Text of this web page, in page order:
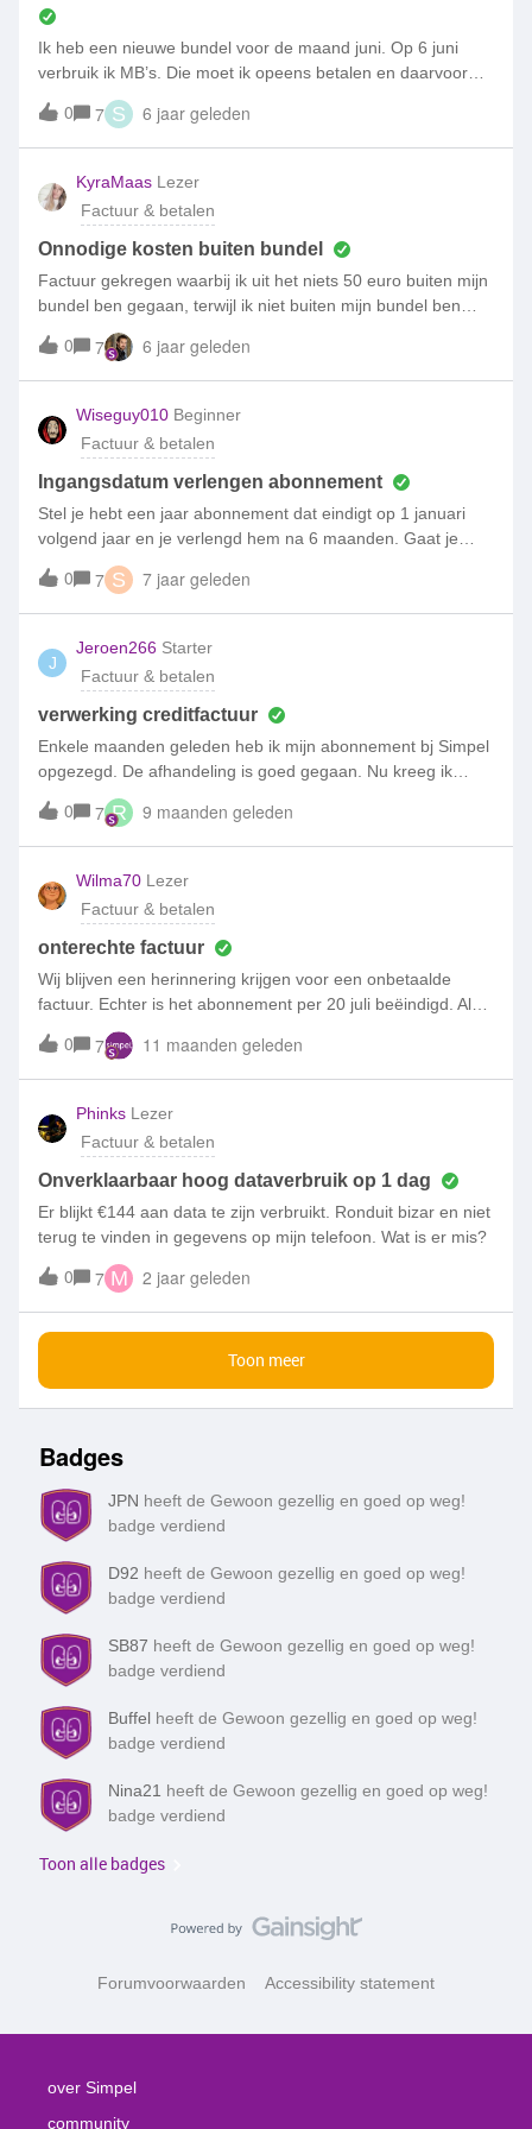
na facturatie, weer ge-appt voor de creditering. Nu beweert
deze medewerker dat hij/zij kan zien dat er een gesprek is
geweest en wil daarom niet crediteren!Ik vind het vervelend
dat er zomaar geld wordt afgeschreven terwijl ik helemaal
geen oproep heb aangenomen. Ook eerst zeggen dat er
weg. Ik wil het er ook niet bij laten zitten. Wat is de beste
manier on verder te gaan
Ik heb een nieuwe bundel voor de maand juni. Op 6 juni
verbruik ik MB’s. Die moet ik opeens betalen en daarvoor
endaarna is mijn verbruik €0. Hoe kan dat...?
0 7 S 6 jaar geleden
KyraMaas Lezer
Factuur & betalen
Onnodige kosten buiten bundel
Factuur gekregen waarbij ik uit het niets 50 euro buiten mijn
bundel ben gegaan, terwijl ik niet buiten mijn bundel ben
gegaan. Hoe kan ik dit verhelpen?
0 7 6 jaar geleden
Wiseguy010 Beginner
Factuur & betalen
Ingangsdatum verlengen abonnement
Stel je hebt een jaar abonnement dat eindigt op 1 januari
volgend jaar en je verlengd hem na 6 maanden. Gaat je
nieuwe abonnement dan gelijk na die half jaar in of pas aan
het einde van je oude abonnement, in dit geval dus 1
januari. Als hij direct ingaat zou dat dus betekenen dat je
eigenlijk elke keer aan abonnement van 6 maanden kan
afsluiten, klopt dat ?
0 7 S 7 jaar geleden
J
Jeroen266 Starter
Factuur & betalen
verwerking creditfactuur
Enkele maanden geleden heb ik mijn abonnement bj Simpel
opgezegd. De afhandeling is goed gegaan. Nu kreeg ik
enige tijd geleden een creditfactuur die binnen een maand
zou worden overgemaakt. We zijn nu twee maanden verder
en ik zie in Mijn Simpel dat de creditfactuur wordt verrekend
met de volgende factuur. Die volgende factuur komt er niet,
want ik ben geen klant meer bij Simpel. Hoe wordt dit
opgelost?
0 7 R 9 maanden geleden
Wilma70 Lezer
Factuur & betalen
onterechte factuur
Wij blijven een herinnering krijgen voor een onbetaalde
factuur. Echter is het abonnement per 20 juli beëindigd. Al
meerdere keren contact gehad met de klantenservice maar
steeds is het antwoord is om behandeling bij de financiële
afdeling. Wanneer wordt het echt behandeld? Heb een hekel
aan herinnering mails zeker als het niet terecht
is.Vriendelijke groet Wilma
0 7 11 maanden geleden
Phinks Lezer
Factuur & betalen
Onverklaarbaar hoog dataverbruik op 1 dag
Er blijkt €144 aan data te zijn verbruikt. Ronduit bizar en niet
terug te vinden in gegevens op mijn telefoon. Wat is er mis?
0 7 M 2 jaar geleden
Toon meer
Badges
JPN heeft de Gewoon gezellig en goed op weg!
badge verdiend
D92 heeft de Gewoon gezellig en goed op weg!
badge verdiend
SB87 heeft de Gewoon gezellig en goed op weg!
badge verdiend
Buffel heeft de Gewoon gezellig en goed op weg!
badge verdiend
Nina21 heeft de Gewoon gezellig en goed op weg!
badge verdiend
Toon alle badges
Forumvoorwaarden Accessibility statement
over Simpel
community